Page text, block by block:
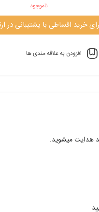
ناموجود
خرید اقساطی با پشتیبانی در
افزودن به علاقه مندی ها
هدايت ميشويد.